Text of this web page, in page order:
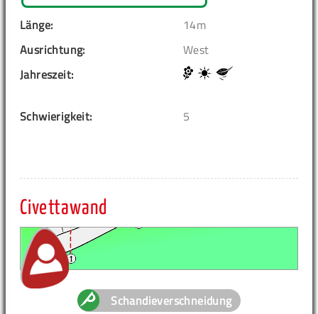
Länge:
14m
Ausrichtung:
West
Jahreszeit:
Schwierigkeit: 5
Civettawand
Schandieverschneidung